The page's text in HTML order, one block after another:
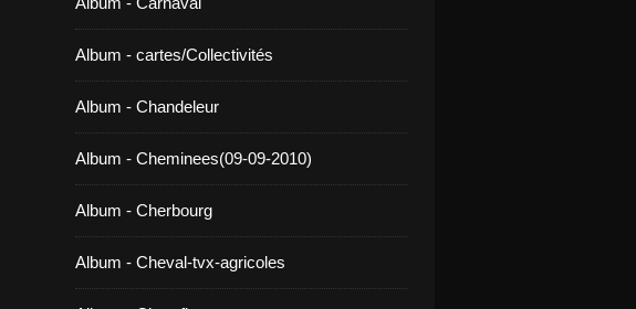
Album - cartes/Collectivités
Album - Chandeleur
Album - Cheminees(09-09-2010)
Album - Cherbourg
Album - Cheval-tvx-agricoles